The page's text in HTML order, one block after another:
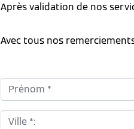
Après validation de nos
Avec tous nos
Prénom *:
Ville *: